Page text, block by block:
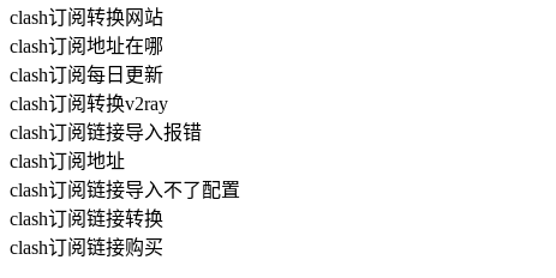
clash订阅转换网站
clash订阅地址在哪
clash订阅每日更新
clash订阅转换v2ray
clash订阅链接导入报错
clash订阅地址
clash订阅链接导入不了配置
clash订阅链接转换
clash订阅链接购买